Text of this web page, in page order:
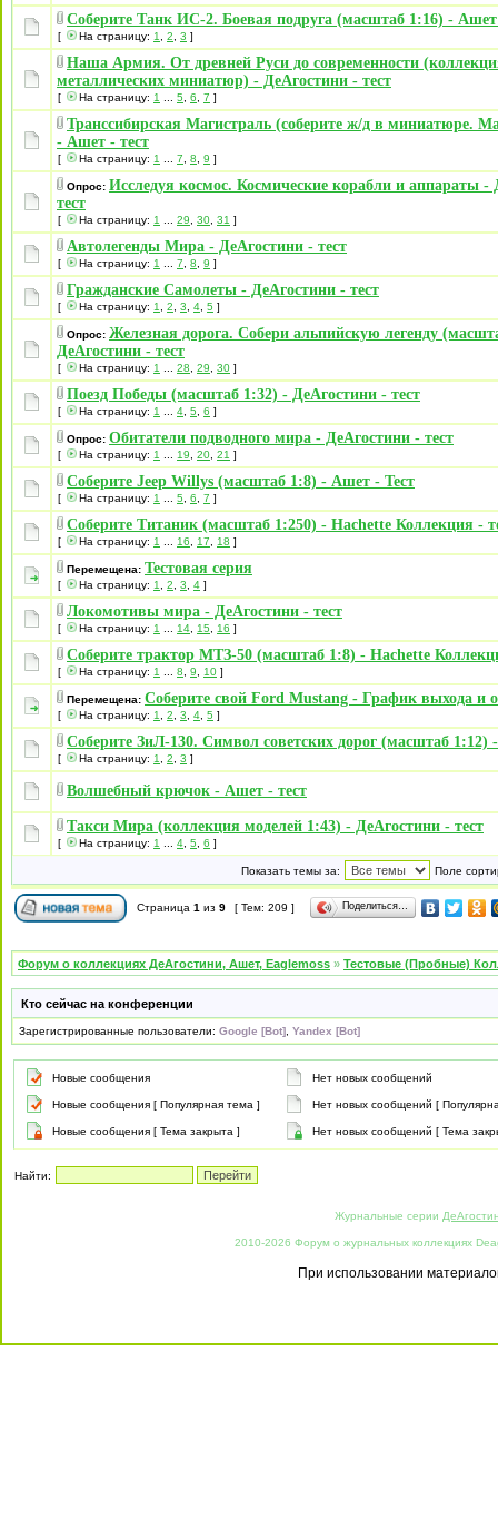
Соберите Танк ИС-2. Боевая подруга (масштаб 1:16) - Ашет
[ На страницу: 1 2 3 ]
Наша Армия. От древней Руси до современности
металлических миниатюр) - ДеАгостини - тест
[ На страницу: 1 5 6 7 ]
Транссибирская Магистраль (соберите ж/д в миниатюре.
- Ашет - тест
[ На страницу: 1 7 8 9 ]
Опрос: Исследуя космос. Космические корабли и аппараты -
тест
[ На страницу: 1 29 30 31 ]
Автолегенды Мира - ДеАгостини - тест
[ На страницу: 1 7 8 9 ]
Гражданские Самолеты - ДеАгостини - тест
[ На страницу: 1 2 3 4 5 ]
Опрос: Железная дорога. Собери альпийскую легенду
ДеАгостини - тест
[ На страницу: 1 28 29 30 ]
Поезд Победы (масштаб 1:32) - ДеАгостини - тест
[ На страницу: 1 4 5 6 ]
Опрос: Обитатели подводного мира - ДеАгостини - тест
[ На страницу: 1 19 20 21 ]
Соберите Jeep Willys (масштаб 1:8) - Ашет - Тест
[ На страницу: 1 5 6 7 ]
Соберите Титаник (масштаб 1:250) - Hachette Коллекция -
[ На страницу: 1 16 17 18 ]
Перемещена: Тестовая серия
[ На страницу: 1 2 3 4 ]
Локомотивы мира - ДеАгостини - тест
[ На страницу: 1 14 15 16 ]
Соберите трактор МТЗ-50 (масштаб 1:8) - Hachette
[ На страницу: 1 8 9 10 ]
Перемещена: Соберите свой Ford Mustang - График выхода и
[ На страницу: 1 2 3 4 5 ]
Соберите ЗиЛ-130. Символ советских дорог (масштаб 1:12)
[ На страницу: 1 2 3 ]
Волшебный крючок - Ашет - тест
Такси Мира (коллекция моделей 1:43) - ДеАгостини - тест
[ На страницу: 1 4 5 6 ]
Показать темы за: Поле
Страница 1 из 9 [ Тем: 209 ] Поделиться…
Форум о коллекциях ДеАгостини, Ашет, Eaglemoss » Тестовые (Пробные)
Кто сейчас на конференции
Зарегистрированные пользователи: Google [Bot] Yandex [Bot]
Новые сообщения Нет новых сообщений
Новые сообщения [ Популярная тема ] Нет новых сообщений [
Новые сообщения [ Тема закрыта ] Нет новых сообщений [ Тема
Найти:
Журнальные серии
2010-2026 Форум о журнальных коллекциях
При использовании